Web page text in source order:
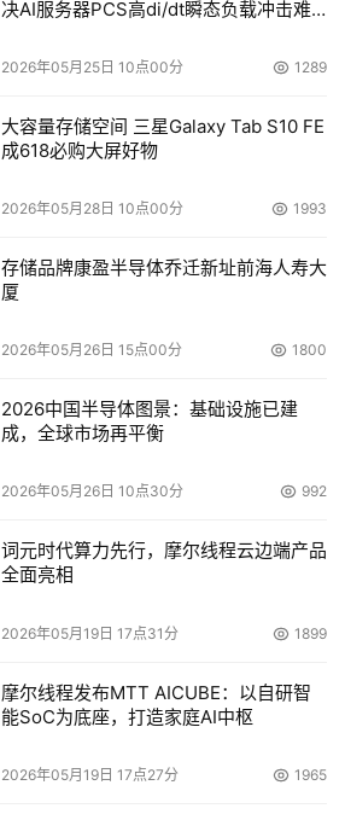
决AI服务器PCS高di/dt瞬态负载冲击难
2026年05月25日 10点00分 1289
大容量存储空间 三星Galaxy Tab S10 FE
成618必购大屏好物
2026年05月28日 10点00分 1993
存储品牌康盈半导体乔迁新址前海人寿大
厦
2026年05月26日 15点00分 1800
2026中国半导体图景：基础设施已建
成，全球市场再平衡
2026年05月26日 10点30分 992
词元时代算力先行，摩尔线程云边端产品
全面亮相
2026年05月19日 17点31分 1899
摩尔线程发布MTT AICUBE：以自研智
能SoC为底座，打造家庭AI中枢
2026年05月19日 17点27分 1965